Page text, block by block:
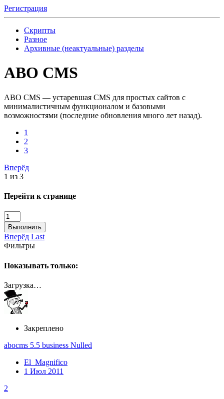
Регистрация
Скрипты
Разное
Архивные (неактуальные) разделы
ABO CMS
ABO CMS — устаревшая CMS для простых сайтов с
минималистичным функционалом и базовыми
возможностями (последние обновления много лет назад).
1
2
3
Вперёд
1 из 3
Перейти к странице
Выполнить
Вперёд Last
Фильтры
Показывать только:
Загрузка…
Закреплено
abocms 5.5 business Nulled
El_Magnifico
1 Июл 2011
2